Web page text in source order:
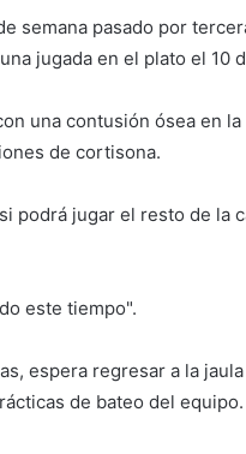
semana pasado por
jugada en el plato el 10
una contusión ósea en
de cortisona.
podrá jugar el resto de la
este tiempo".
espera regresar a la
de bateo del equipo.